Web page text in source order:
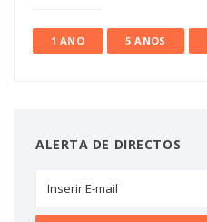
1 ANO 5 ANOS
ALERTA DE DIRECTOS